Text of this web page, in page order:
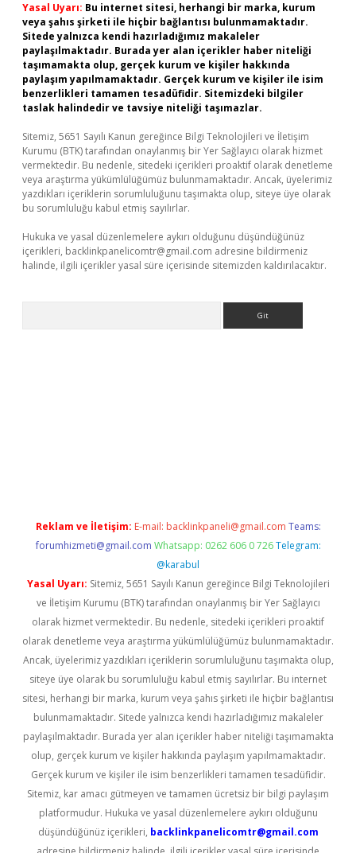
Yasal Uyarı: Bu internet sitesi, herhangi bir marka, kurum
veya şahıs şirketi ile hiçbir bağlantısı bulunmamaktadır.
Sitede yalnızca kendi hazırladığımız makaleler
paylaşılmaktadır. Burada yer alan içerikler haber niteliği
taşımamakta olup, gerçek kurum ve kişiler hakkında
paylaşım yapılmamaktadır. Gerçek kurum ve kişiler ile isim
benzerlikleri tamamen tesadüfidir. Sitemizdeki bilgiler
taslak halindedir ve tavsiye niteliği taşımazlar.
Sitemiz, 5651 Sayılı Kanun gereğince Bilgi Teknolojileri ve İletişim
Kurumu (BTK) tarafından onaylanmış bir Yer Sağlayıcı olarak hizmet
vermektedir. Bu nedenle, sitedeki içerikleri proaktif olarak denetleme
veya araştırma yükümlülüğümüz bulunmamaktadır. Ancak, üyelerimiz
yazdıkları içeriklerin sorumluluğunu taşımakta olup, siteye üye olarak
bu sorumluluğu kabul etmiş sayılırlar.
Hukuka ve yasal düzenlemelere aykırı olduğunu düşündüğünüz
içerikleri, backlinkpanelicomtr@gmail.com adresine bildirmeniz
halinde, ilgili içerikler yasal süre içerisinde sitemizden kaldırılacaktır.
Reklam ve İletişim: E-mail: backlinkpaneli@gmail.com Teams:
forumhizmeti@gmail.com Whatsapp: 0262 606 0 726 Telegram:
@karabul
Yasal Uyarı: Sitemiz, 5651 Sayılı Kanun gereğince Bilgi Teknolojileri
ve İletişim Kurumu (BTK) tarafından onaylanmış bir Yer Sağlayıcı
olarak hizmet vermektedir. Bu nedenle, sitedeki içerikleri proaktif
olarak denetleme veya araştırma yükümlülüğümüz bulunmamaktadır.
Ancak, üyelerimiz yazdıkları içeriklerin sorumluluğunu taşımakta olup,
siteye üye olarak bu sorumluluğu kabul etmiş sayılırlar. Bu internet
sitesi, herhangi bir marka, kurum veya şahıs şirketi ile hiçbir bağlantısı
bulunmamaktadır. Sitede yalnızca kendi hazırladığımız makaleler
paylaşılmaktadır. Burada yer alan içerikler haber niteliği taşımamakta
olup, gerçek kurum ve kişiler hakkında paylaşım yapılmamaktadır.
Gerçek kurum ve kişiler ile isim benzerlikleri tamamen tesadüfidir.
Sitemiz, kar amacı gütmeyen ve tamamen ücretsiz bir bilgi paylaşım
platformudur. Hukuka ve yasal düzenlemelere aykırı olduğunu
düşündüğünüz içerikleri, backlinkpanelicomtr@gmail.com